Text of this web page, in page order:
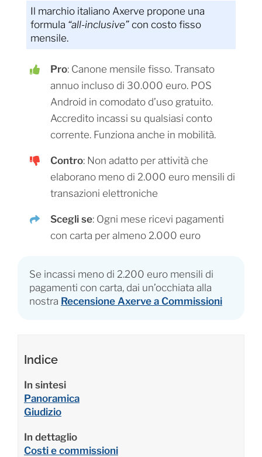
Il marchio italiano Axerve propone una
formula “all-inclusive”con costo fisso
mensile.
Pro: Canone mensile fisso. Transato
annuo incluso di 30.000 euro. POS
Android in comodato d’uso gratuito.
Accredito incassi su qualsiasi conto
corrente. Funziona anche in mobilità.
Contro: Non adatto per attività che
elaborano meno di 2.000 euro mensili di
transazioni elettroniche
Scegli se: Ogni mese ricevi pagamenti
con carta per almeno 2.000 euro
Se incassi meno di 2.200 euro mensili di
pagamenti con carta, dai un’occhiata alla
nostra Recensione Axerve a Commissioni
Indice
In sintesi
Panoramica
Giudizio
In dettaglio
Costi e commissioni